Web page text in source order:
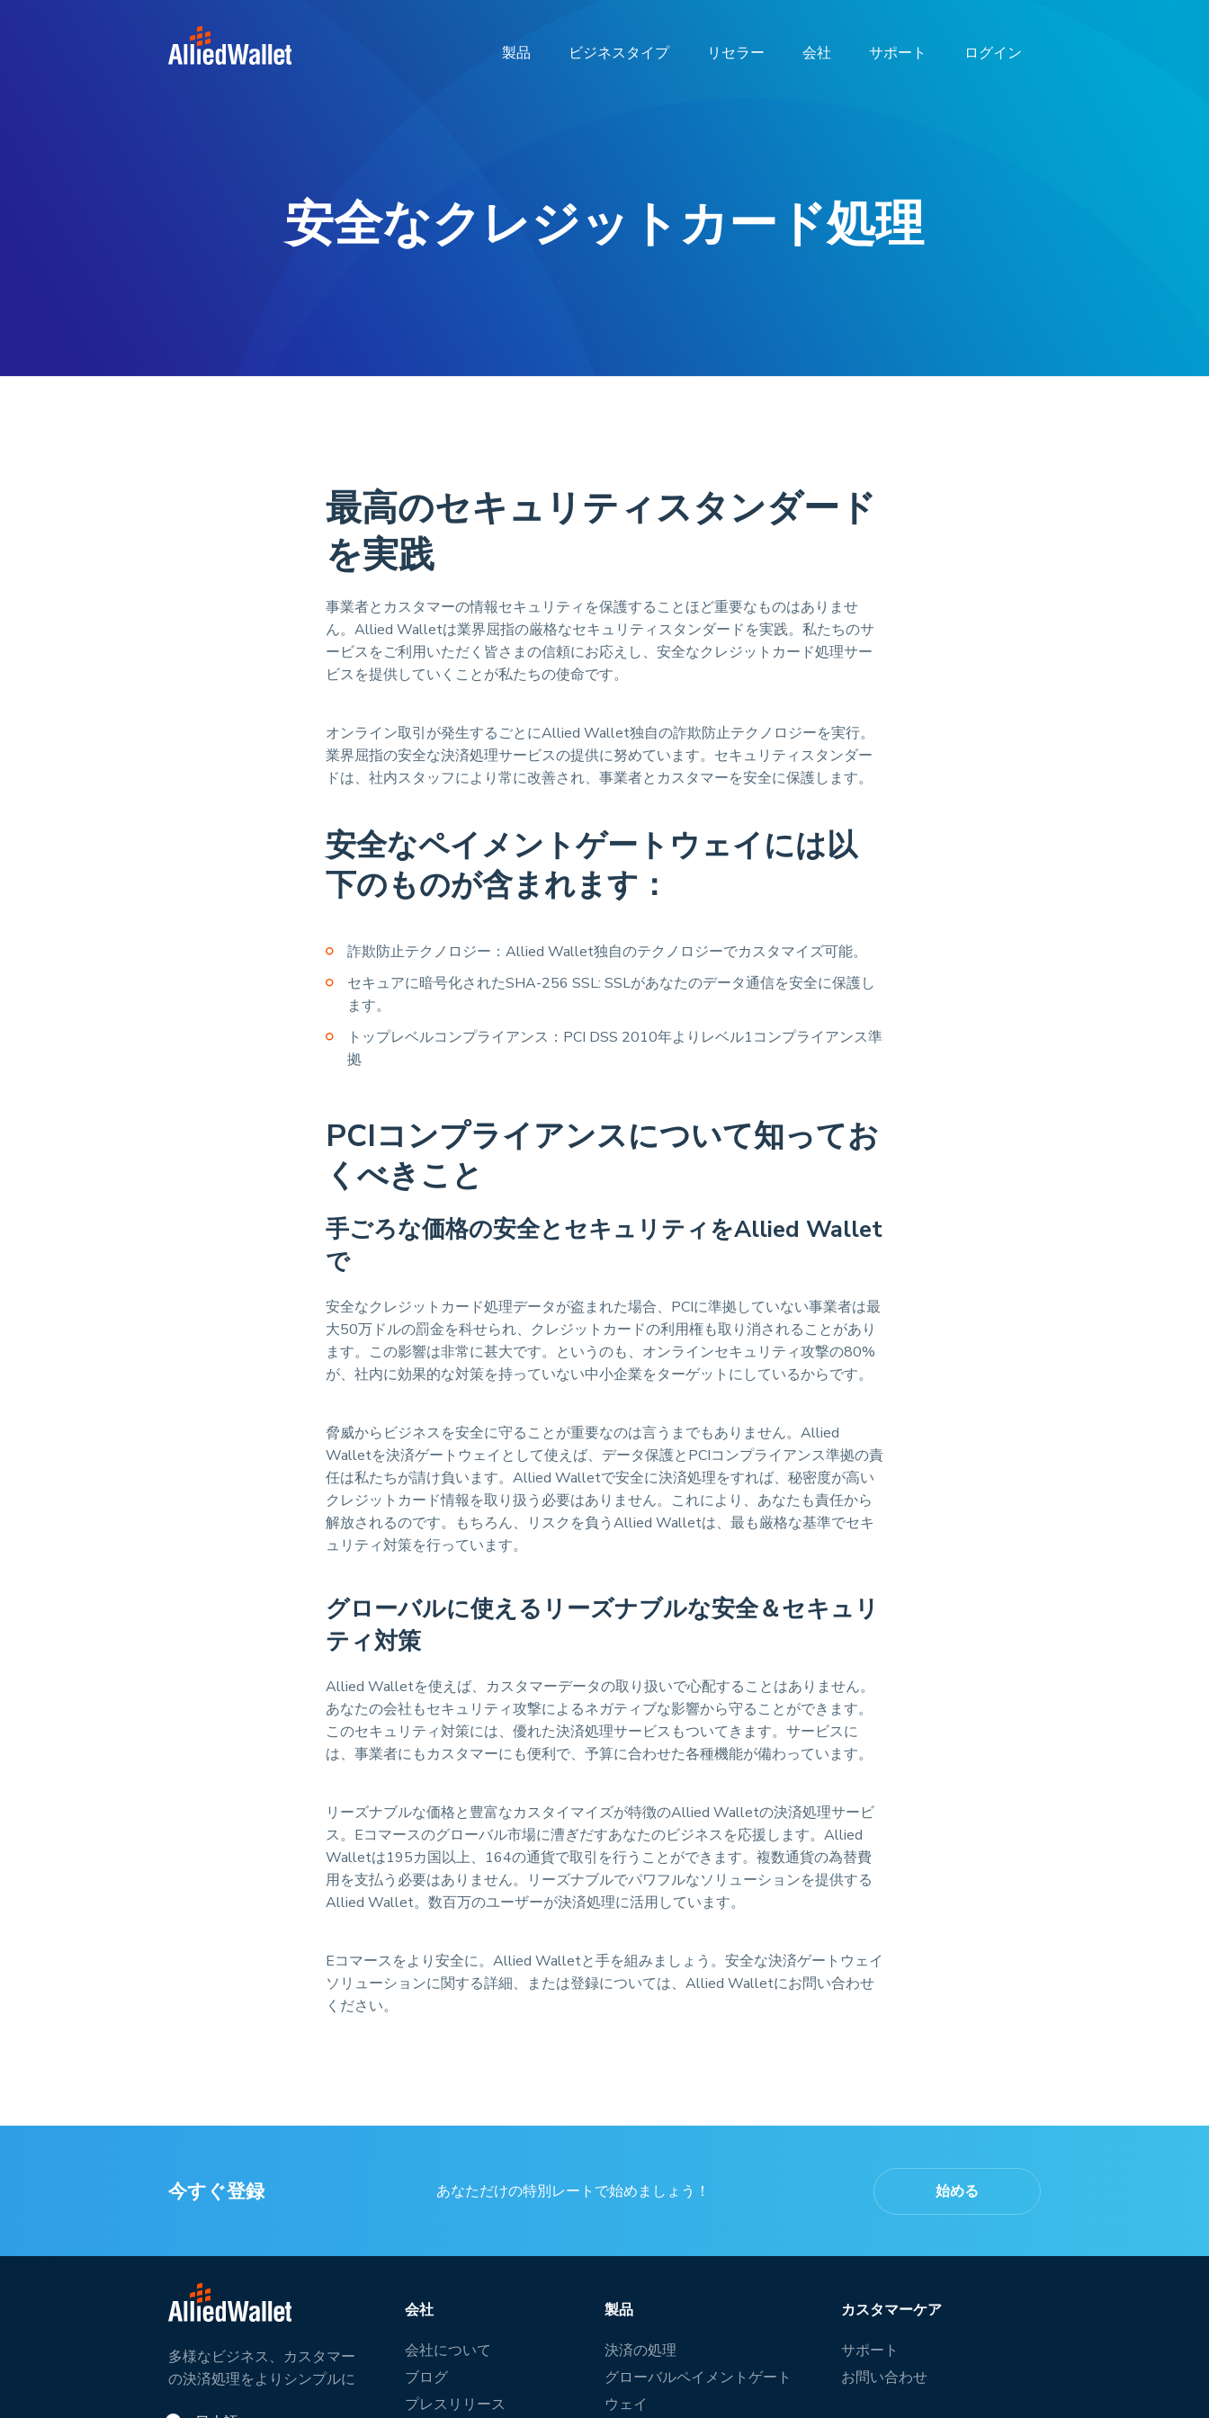
製品 ビジネスタイプ リセラー 会社 サポート ログイン
安全なクレジットカード処理
最高のセキュリティスタンダード
を実践
事業者とカスタマーの情報セキュリティを保護することほど重要なものはありませ
ん。Allied Walletは業界屈指の厳格なセキュリティスタンダードを実践。私たちのサ
ービスをご利用いただく皆さまの信頼にお応えし、安全なクレジットカード処理サー
ビスを提供していくことが私たちの使命です。
オンライン取引が発生するごとにAllied Wallet独自の詐欺防止テクノロジーを実行。
業界屈指の安全な決済処理サービスの提供に努めています。セキュリティスタンダー
ドは、社内スタッフにより常に改善され、事業者とカスタマーを安全に保護します。
安全なペイメントゲートウェイには以
下のものが含まれます：
詐欺防止テクノロジー：Allied Wallet独自のテクノロジーでカスタマイズ可能。
セキュアに暗号化されたSHA-256 SSL: SSLがあなたのデータ通信を安全に保護し
ます。
トップレベルコンプライアンス：PCI DSS 2010年よりレベル1コンプライアンス準
拠
PCIコンプライアンスについて知ってお
くべきこと
手ごろな価格の安全とセキュリティをAllied Wallet
で
安全なクレジットカード処理データが盗まれた場合、PCIに準拠していない事業者は最
大50万ドルの罰金を科せられ、クレジットカードの利用権も取り消されることがあり
ます。この影響は非常に甚大です。というのも、オンラインセキュリティ攻撃の80%
が、社内に効果的な対策を持っていない中小企業をターゲットにしているからです。
脅威からビジネスを安全に守ることが重要なのは言うまでもありません。Allied
Walletを決済ゲートウェイとして使えば、データ保護とPCIコンプライアンス準拠の責
任は私たちが請け負います。Allied Walletで安全に決済処理をすれば、秘密度が高い
クレジットカード情報を取り扱う必要はありません。これにより、あなたも責任から
解放されるのです。もちろん、リスクを負うAllied Walletは、最も厳格な基準でセキ
ュリティ対策を行っています。
グローバルに使えるリーズナブルな安全＆セキュリ
ティ対策
Allied Walletを使えば、カスタマーデータの取り扱いで心配することはありません。
あなたの会社もセキュリティ攻撃によるネガティブな影響から守ることができます。
このセキュリティ対策には、優れた決済処理サービスもついてきます。サービスに
は、事業者にもカスタマーにも便利で、予算に合わせた各種機能が備わっています。
リーズナブルな価格と豊富なカスタイマイズが特徴のAllied Walletの決済処理サービ
ス。Eコマースのグローバル市場に漕ぎだすあなたのビジネスを応援します。Allied
Walletは195カ国以上、164の通貨で取引を行うことができます。複数通貨の為替費
用を支払う必要はありません。リーズナブルでパワフルなソリューションを提供する
Allied Wallet。数百万のユーザーが決済処理に活用しています。
Eコマースをより安全に。Allied Walletと手を組みましょう。安全な決済ゲートウェイ
ソリューションに関する詳細、または登録については、Allied Walletにお問い合わせ
ください。
今すぐ登録 あなただけの特別レートで始めましょう！ 始める
多様なビジネス、カスタマー
の決済処理をよりシンプルに
会社
会社について
ブログ
プレスリリース
製品
決済の処理
グローバルペイメントゲート
ウェイ
カスタマーケア
サポート
お問い合わせ